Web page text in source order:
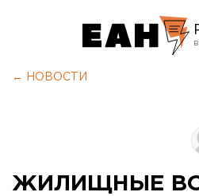
← НОВОСТИ
ЖИЛИЩНЫЕ